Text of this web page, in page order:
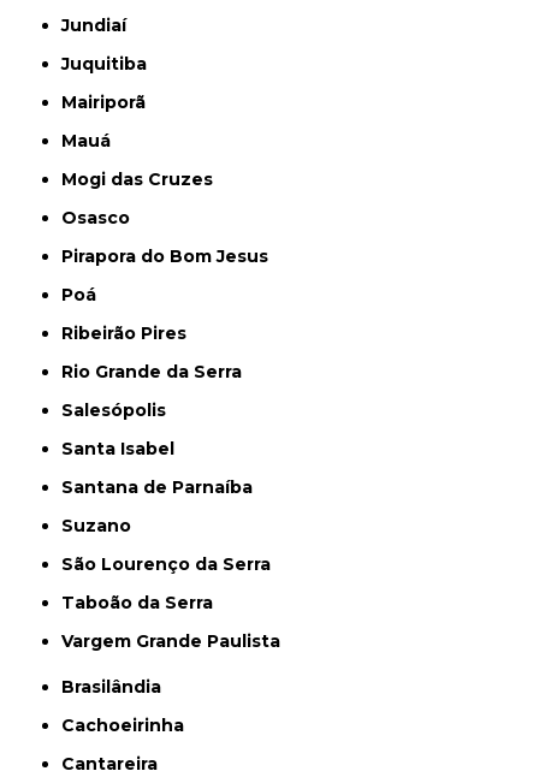
Jundiaí
Juquitiba
Mairiporã
Mauá
Mogi das Cruzes
Osasco
Pirapora do Bom Jesus
Poá
Ribeirão Pires
Rio Grande da Serra
Salesópolis
Santa Isabel
Santana de Parnaíba
Suzano
São Lourenço da Serra
Taboão da Serra
Vargem Grande Paulista
Brasilândia
Cachoeirinha
Cantareira